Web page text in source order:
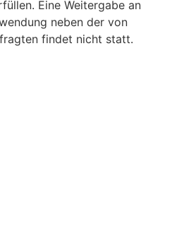
Eine Weitergabe an
neben der von
findet nicht statt.